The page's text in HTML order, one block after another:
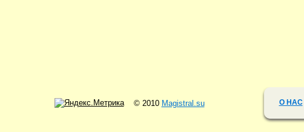
О НАС
© 2010 Magistral.su